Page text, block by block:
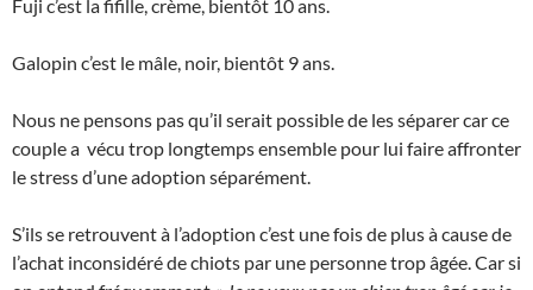
Fuji c’est la fifille, crème, bientôt 10 ans.
Galopin c’est le mâle, noir, bientôt 9 ans.
Nous ne pensons pas qu’il serait possible de les séparer car ce
couple a vécu trop longtemps ensemble pour lui faire affronter
le stress d’une adoption séparément.
S’ils se retrouvent à l’adoption c’est une fois de plus à cause de
l’achat inconsidéré de chiots par une personne trop âgée. Car si